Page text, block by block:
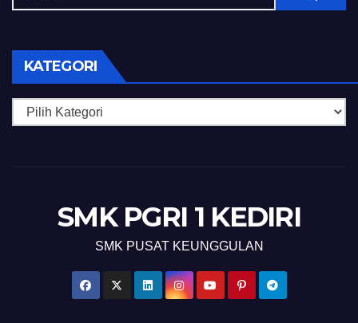
KATEGORI
Kategori
SMK PGRI 1 KEDIRI
SMK PUSAT KEUNGGULAN